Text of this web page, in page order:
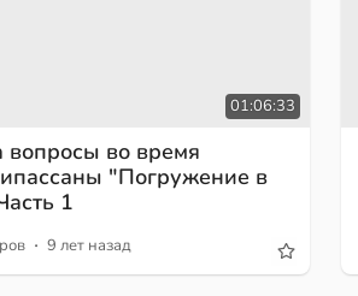
01:06:33
вопросы во время
"Погружение в
1
· 9 лет назад